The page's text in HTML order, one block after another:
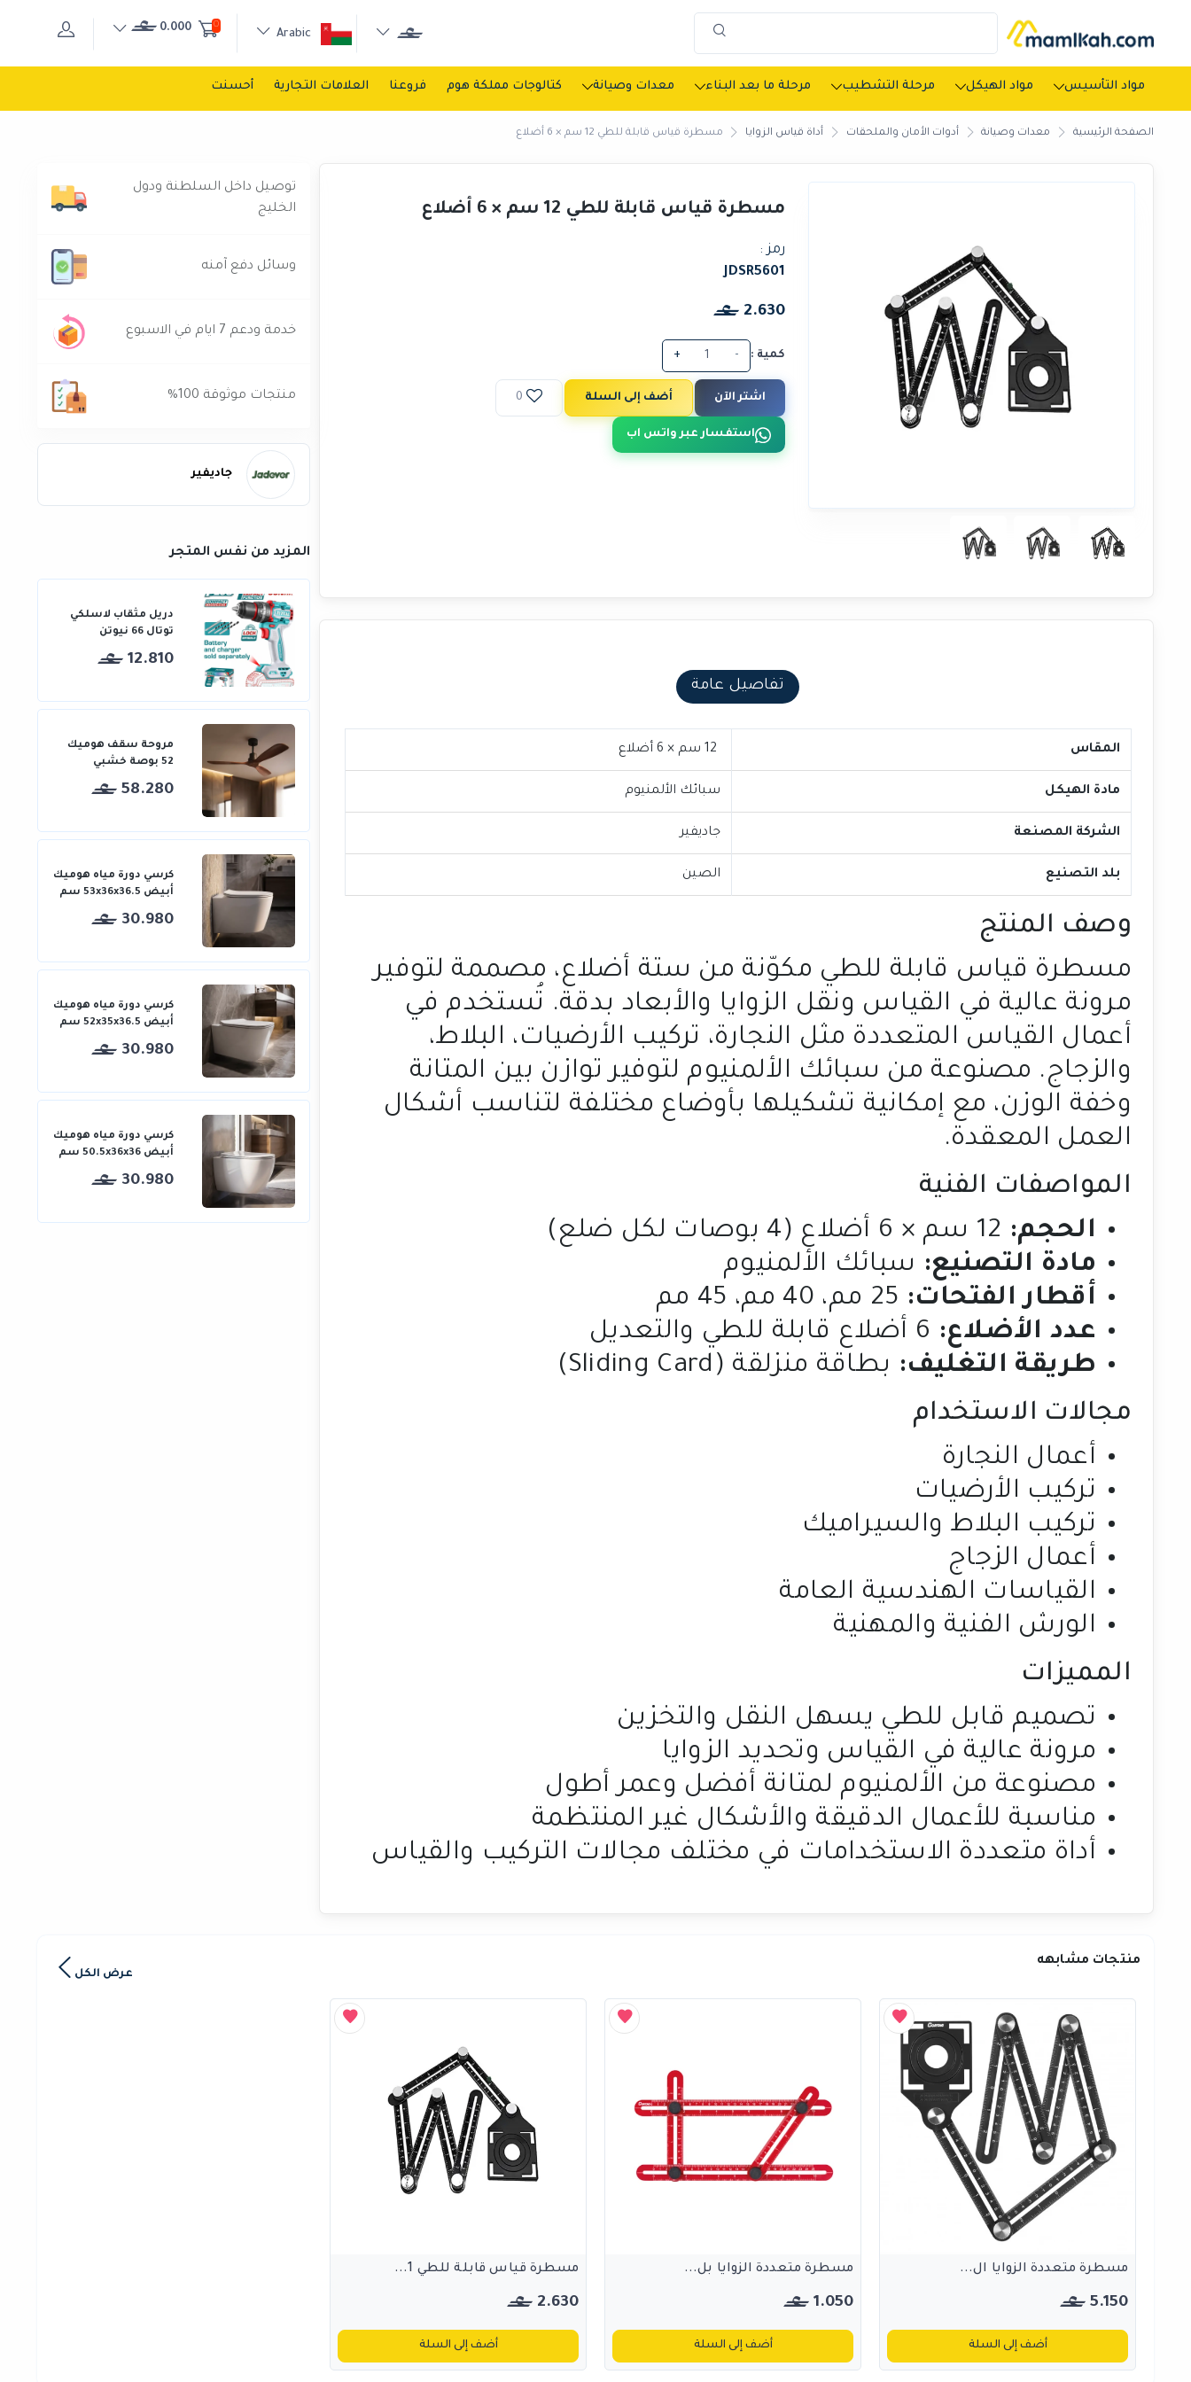
0
0.000
مواد التأسيس مواد الهيكل مرحلة التشطيب مرحلة ما بعد البناء معدات وصيانة كتالوجات مملكة هوم فروعنا العلامات التجارية أحسنت
الصفحة الرئيسية معدات وصيانة أدوات الأمان والملحقات أداة قياس الزوايا مسطرة قياس قابلة للطي 12 سم × 6 أضلاع
مسطرة قياس قابلة للطي 12 سم × 6 أضلاع
رمز :
JDSR5601
2.630
كمية : -
+
اشتر الآن أضف إلى السلة 0
استفسار عبر واتس اب
تفاصيل عامة
المقاس
مادة الهيكل سبائك الألمنيوم
الشركة المصنعة جاديفير
بلد التصنيع الصين
وصف المنتج
مسطرة قياس قابلة للطي مكوّنة من ستة أضلاع، مصممة لتوفير
مرونة عالية في القياس ونقل الزوايا والأبعاد بدقة. تُستخدم في
أعمال القياس المتعددة مثل النجارة، تركيب الأرضيات، البلاط،
والزجاج. مصنوعة من سبائك الألمنيوم لتوفير توازن بين المتانة
وخفة الوزن، مع إمكانية تشكيلها بأوضاع مختلفة لتناسب أشكال
العمل المعقدة.
المواصفات الفنية
الحجم:
مادة التصنيع: سبائك الألمنيوم
أقطار الفتحات:
عدد الأضلاع:
طريقة التغليف: بطاقة منزلقة (Sliding Card)
مجالات الاستخدام
أعمال النجارة
تركيب الأرضيات
تركيب البلاط والسيراميك
أعمال الزجاج
القياسات الهندسية العامة
الورش الفنية والمهنية
المميزات
تصميم قابل للطي يسهل النقل والتخزين
مرونة عالية في القياس وتحديد الزوايا
مصنوعة من الألمنيوم لمتانة أفضل وعمر أطول
مناسبة للأعمال الدقيقة والأشكال غير المنتظمة
أداة متعددة الاستخدامات في مختلف مجالات التركيب والقياس
توصيل داخل السلطنة ودول
الخليج
وسائل دفع آمنه
خدمة ودعم 7 ايام في الاسبوع
منتجات موثوقة 100%
جاديفير
المزيد من نفس المتجر
دريل مثقاب لاسلكي
توتال 66 نيوتن
12.810
مروحة سقف هوميك
52 بوصة خشبي
58.280
كرسي دورة مياه هوميك
أبيض 53x36x36.5 سم
30.980
كرسي دورة مياه هوميك
أبيض 52x35x36.5 سم
30.980
كرسي دورة مياه هوميك
أبيض 50.5x36x36 سم
30.980
منتجات مشابهه
عرض الكل
مسطرة متعددة الزوايا ال...
5.150
أضف إلى السلة
مسطرة متعددة الزوايا بل...
1.050
أضف إلى السلة
مسطرة قياس قابلة للطي 1...
2.630
أضف إلى السلة